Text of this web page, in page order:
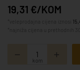
19,31 €/KOM
kom